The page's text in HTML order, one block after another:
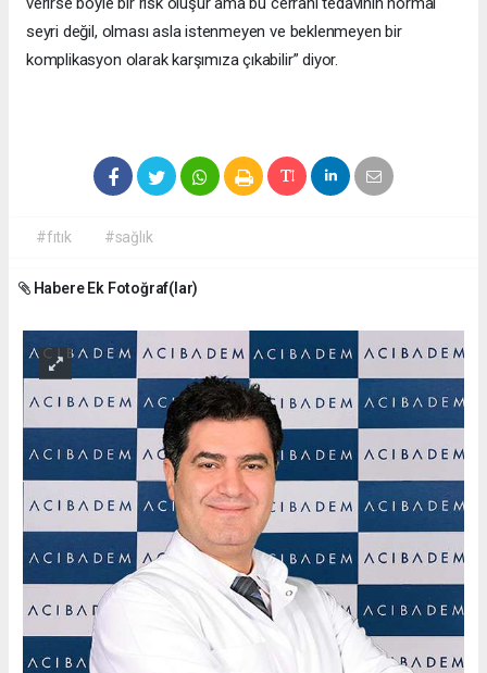
seyri değil, olması asla istenmeyen ve beklenmeyen bir
komplikasyon olarak karşımıza çıkabilir” diyor.
#fıtık #sağlık
Habere Ek Fotoğraf(lar)